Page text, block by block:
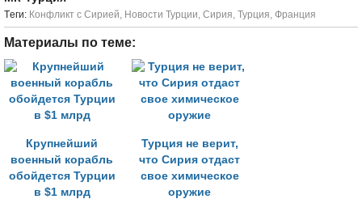
Tеги: Конфликт с Сирией, Новости Турции, Сирия, Турция, Франция
Материалы по теме:
Крупнейший
военный корабль
обойдется Турции
в $1 млрд
Турция не верит,
что Сирия отдаст
свое химическое
оружие